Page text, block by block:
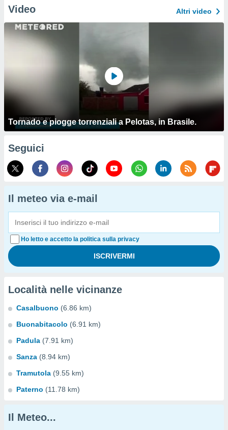
Video Altri video
Tornado e piogge torrenziali a Pelotas, in Brasile.
Seguici
Il meteo via e-mail
Ho letto e accetto la politica sulla privacy
Località nelle vicinanze
Casalbuono (6.86 km)
Buonabitacolo (6.91 km)
Padula (7.91 km)
Sanza (8.94 km)
Tramutola (9.55 km)
Paterno (11.78 km)
Il Meteo...